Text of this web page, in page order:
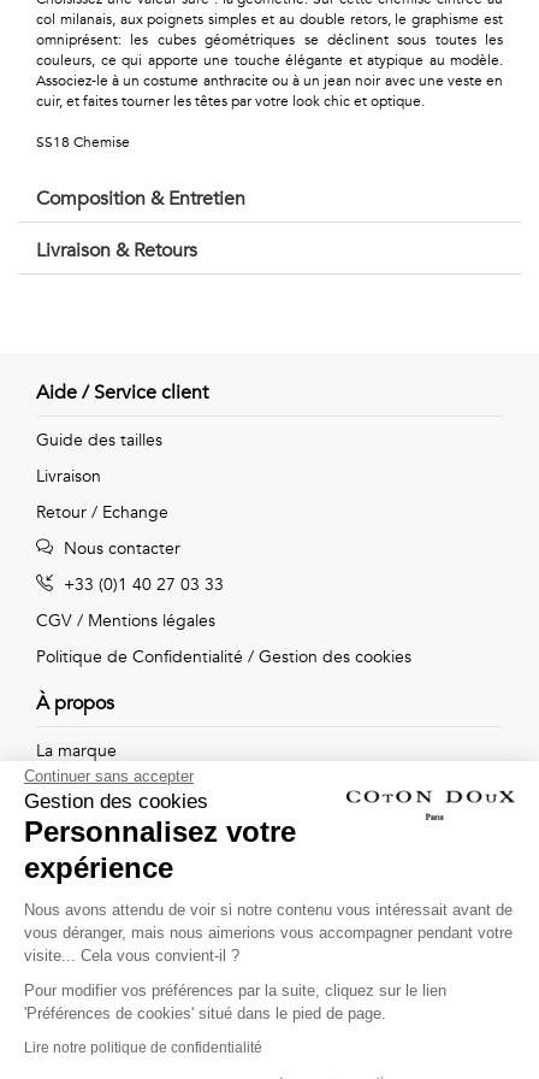
Géométriques
Talents
Métiers
Petits
motifs
Voyages
Vintage
tout
col milanais, aux poignets simples et au double retors, le graphisme est
omniprésent: les cubes géométriques se déclinent sous toutes les
couleurs, ce qui apporte une touche élégante et atypique au modèle.
Associez-le à un costume anthracite ou à un jean noir avec une veste en
cuir, et faites tourner les têtes par votre look chic et optique.
SS18 Chemise
Composition & Entretien
Livraison & Retours
Aide / Service client
Guide des tailles
Livraison
Retour / Echange
Nous contacter
+33 (0)1 40 27 03 33
CGV / Mentions légales
Politique de Confidentialité / Gestion des cookies
À propos
La marque
Nos boutiques
Suivez-nous !
Recevez par email l'actualité de Coton Doux : nouvelles
collections, remises spéciales et ventes privées...
Continuer sans accepter
Gestion des cookies
Personnalisez votre
expérience
Nous avons attendu de voir si notre contenu vous intéressait avant de
vous déranger, mais nous aimerions vous accompagner pendant votre
visite... Cela vous convient-il ?
Pour modifier vos préférences par la suite, cliquez sur le lien
'Préférences de cookies' situé dans le pied de page.
Lire notre politique de confidentialité